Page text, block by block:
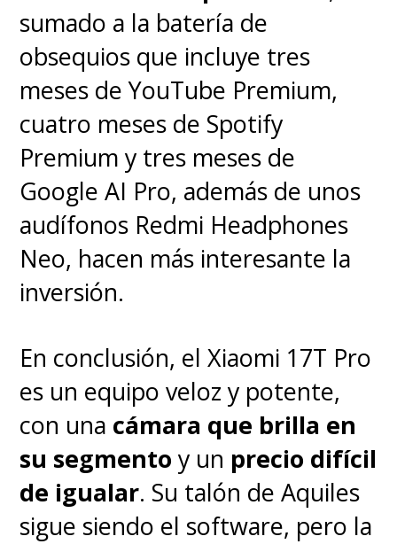
Precisamente, y pasando al
rendimiento, aquí está la parte
incómoda que hay que decir sin
maquillarla, porque el equipo
usa elKirin 9030 Pro, un
procesador rendidor pero que
estáal menos tres
generaciones por debajo de
los más potentes de
MediaTek. Y si bienen el uso
diario eso no se siente para
nada como un equipo lentoy,
por el contrario, la experiencia
suele ser fluida y suficiente para
multitarea, redes, fotos, edición
sumado a la batería de
obsequios que incluye tres
meses de YouTube Premium,
cuatro meses de Spotify
Premium y tres meses de
Google AI Pro, además de unos
audífonos Redmi Headphones
Neo, hacen más interesante la
inversión.
En conclusión, el Xiaomi 17T Pro
es un equipo veloz y potente,
con una cámara que brilla en
su segmento y un precio difícil
de igualar. Su talón de Aquiles
sigue siendo el software, pero la